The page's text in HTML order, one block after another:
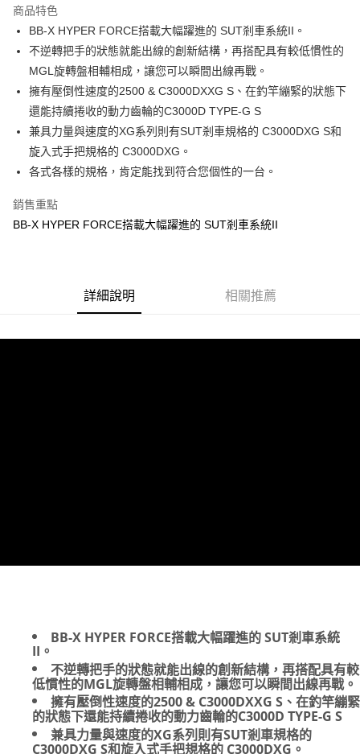
4.訂單成立30分鐘內，如未前往確認交易或遇審核未通過，訂單將自動取
消。如遇「轉專審核」未通過狀況，表示未達大哥付你分期系統評分，恕無
法說明評估內容。
【繳款方式說明】
1.分期款項不併入電信帳單，「大哥付你分期」於每月結算日後寄送繳費提
醒簡訊。
帳／街口支付／iPASS MONEY」等通路繳費。
【注意事項】
1.本服務係由「台灣大哥大股份有限公司」（以下簡稱本公司）所提供，讓
用戶於交易時，得透過本服務購買商品或服務，並由商店將買賣／分期付款
2.基於同意付款使用「大哥付你分期」之契約關係目的，商店將以您的個人
資料（包含姓名、電話或地址）提供予台灣大哥大進項蒐集、處理及利用，
由本公司與您本人進行分期帳單所需資料之確認、核對及更正。
便利好安心！
２．便利：只要手機號碼，簡訊認證，即可結帳。
３．安心：先確認商品／服務後，再付款。
【「AFTEE先享後付」結帳流程】
１．於結帳方式選擇「AFTEE先享後付」後，將跳轉至「AFTEE先享後付」
結帳頁面，進行簡訊認證並確認金額後，即可完成結帳。
３．收到繳費通知簡訊後14天內，點擊此簡訊中的連結，可透過四大超商／
ATM／網路銀行／等多元方式進行付款，方視為交易完成。
※ 請注意：結帳手續完成當下不需立刻繳費，但若您需要取消訂單，請聯絡
購買商品的店家。未經商家同意取消之訂單仍視為有效，需透過AFTEE先享
※ 交易是否成功請以「AFTEE先享後付 」之結帳頁面顯示為準，若有關於
是否繳費成功／繳費後需取消欲退款等相關疑問，請聯繫「AFTEE先享後付
易，需依本服務之必要範圍內提供個人資料，並將交易相關給付款項請求債
權轉讓予恩沛科技股份有限公司。
https://aftee.tw/terms/#terms3
貨到付款
運送方式
全家取貨付款
每筆NT$60，滿NT$1,200(含以上)免運費
付款後全家取貨
每筆NT$60，滿NT$1,200(含以上)免運費
每筆NT$60，滿NT$1,200(含以上)免運費
一般宅配（門市自取請勿下單，請聯繫客服）
每筆NT$100，滿NT$2,000(含以上)免運費
離島一般宅配
商品特色
BB-X HYPER FORCE搭載大幅躍進的 SUT剎車系統II。
不逆轉把手的狀態就能出線的創新結構，再搭配具有較低慣性的
MGL旋轉盤相輔相成，讓您可以瞬間出線再戰。
擁有壓倒性速度的2500 & C3000DXXG S、在釣竿繃緊的狀態下
還能持續捲收的動力齒輪的C3000D TYPE-G S
兼具力量與速度的XG系列則有SUT剎車規格的 C3000DXG S和
旋入式手把規格的 C3000DXG。
各式各樣的規格，肯定能找到符合您個性的一台。
銷售重點
BB-X HYPER FORCE搭載大幅躍進的 SUT剎車系統II
詳細說明 相關推薦
BB-X HYPER FORCE搭載大幅躍進的 SUT剎車系統
II。
不逆轉把手的狀態就能出線的創新結構，再搭配具有較
低慣性的MGL旋轉盤相輔相成，讓您可以瞬間出線再戰。
擁有壓倒性速度的2500 & C3000DXXG S、在釣竿繃緊
的狀態下還能持續捲收的動力齒輪的C3000D TYPE-G S
兼具力量與速度的XG系列則有SUT剎車規格的
C3000DXG S和旋入式手把規格的 C3000DXG。